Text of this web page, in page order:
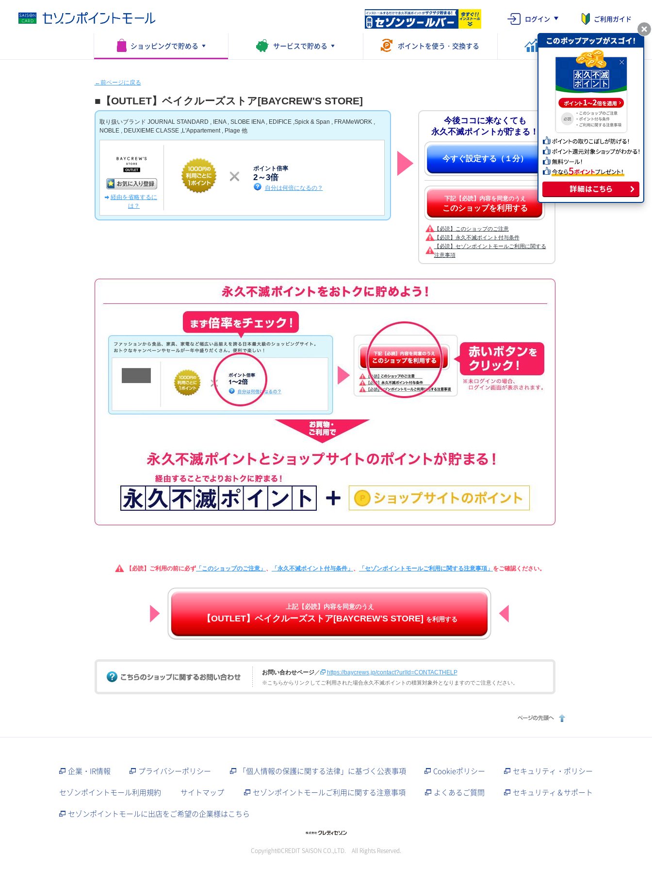
ログイン ご利用ガイド
ショッピングで貯める サービスで貯める ポイントを使う・交換する ポイントを運用する
←前ページに戻る
■【OUTLET】ベイクルーズストア[BAYCREW'S STORE]
取り扱いブランド JOURNAL STANDARD , IENA , SLOBE IENA , EDIFICE ,Spick & Span , FRAMeWORK ,
NOBLE , DEUXIEME CLASSE ,L'Appartement , Plage 他
経由を省略するに
は？
ポイント倍率
2～3倍
自分は何倍になるの？
今後ココに来なくても
永久不滅ポイントが貯まる！
今すぐ設定する（１分）
下記【必読】内容を同意のうえ
このショップを利用する
【必読】このショップのご注意
【必読】永久不滅ポイント付与条件
【必読】セゾンポイントモールご利用に関する
注意事項
【必読】ご利用の前に必ず 「このショップのご注意」 、 「永久不滅ポイント付与条件」 、 「セゾンポイントモールご利用に関する注意事項」 をご確認ください。
上記【必読】内容を同意のうえ
【OUTLET】ベイクルーズストア[BAYCREW'S STORE]を利用する
お問い合わせページ／ https://baycrews.jp/contact?urlId=CONTACTHELP
※こちらからリンクしてご利用された場合永久不滅ポイントの積算対象外となりますのでご注意ください。
企業・IR情報 プライバシーポリシー 「個人情報の保護に関する法律」に基づく公表事項 Cookieポリシー
セキュリティ・ポリシー
セゾンポイントモール利用規約
サイトマップ セゾンポイントモールご利用に関する注意事項 よくあるご質問
セキュリティ＆サポート
セゾンポイントモールに出店をご希望の企業様はこちら
Copyright©CREDIT SAISON CO.,LTD. All Rights Reserved.